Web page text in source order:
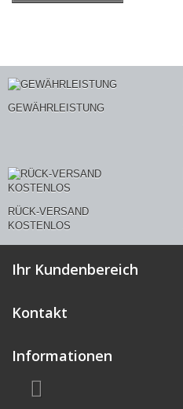
GEWÄHRLEISTUNG
RÜCK-VERSAND
KOSTENLOS
Ihr Kundenbereich
Kontakt
Informationen